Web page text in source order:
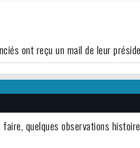
ont reçu un mail de leur
quelques observations